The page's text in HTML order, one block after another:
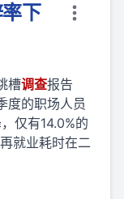
下
槽调查报告
度的职场人员
仅有14.0%的
就业耗时在二